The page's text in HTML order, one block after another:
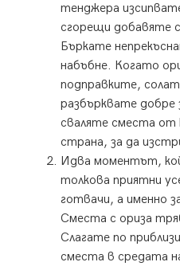
тенджера
сгорещи добавяте
Бъркате
набъбне. Когато
подправките,
разбърквате добре
сваляте сместа от
страна, за да
Идва моментът,
толкова приятни
готвачи, а именно
Сместа с ориза
Слагате по
сместа в средата